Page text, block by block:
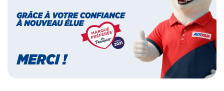
français